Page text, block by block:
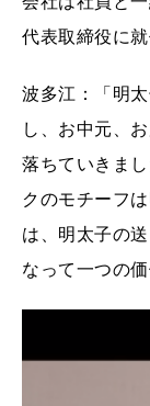
代表取締役に
波多江：「明
し、お中元、
落ちていきま
クのモチーフ
は、明太子の
なって一つの